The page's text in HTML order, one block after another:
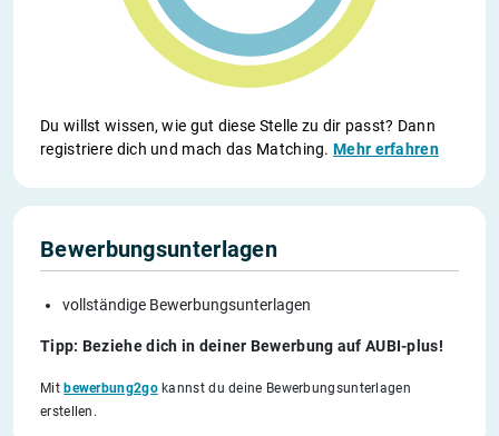
Du willst wissen, wie gut diese Stelle zu dir passt? Dann
registriere dich und mach das Matching.Mehr erfahren
Bewerbungsunterlagen
vollständige Bewerbungsunterlagen
Tipp: Beziehe dich in deiner Bewerbung auf AUBI-plus!
Mitbewerbung2gokannst du deine Bewerbungsunterlagen
erstellen.